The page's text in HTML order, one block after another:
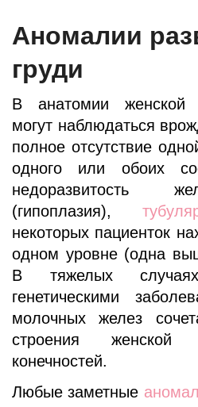
Аномалии
груди
В анатомии женской
могут наблюдаться
полное отсутствие
одного или обоих
недоразвитость
(гипоплазия),
некоторых пациенток
одном уровне (одна
В тяжелых
генетическими
молочных желез
строения женской
конечностей.
Любые заметные